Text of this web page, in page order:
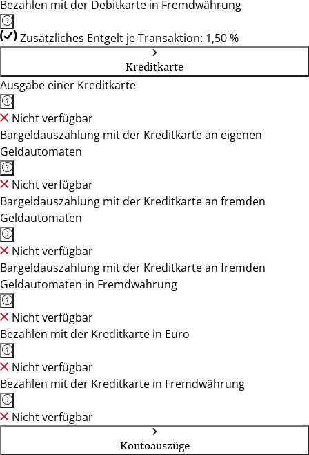
Bezahlen mit der Debitkarte in Fremdwährung
Zusätzliches Entgelt je Transaktion: 1,50 %
Kreditkarte
Ausgabe einer Kreditkarte
Nicht verfügbar
Bargeldauszahlung mit der Kreditkarte an eigenen
Geldautomaten
Nicht verfügbar
Bargeldauszahlung mit der Kreditkarte an fremden
Geldautomaten
Nicht verfügbar
Bargeldauszahlung mit der Kreditkarte an fremden
Geldautomaten in Fremdwährung
Nicht verfügbar
Bezahlen mit der Kreditkarte in Euro
Nicht verfügbar
Bezahlen mit der Kreditkarte in Fremdwährung
Nicht verfügbar
Kontoauszüge